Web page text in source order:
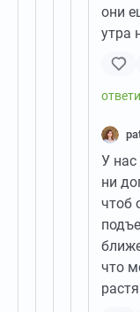
они
утра
У нас
ни
чтоб
что